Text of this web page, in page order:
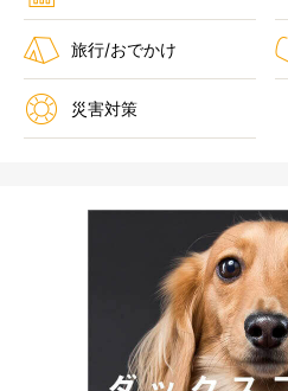
旅行/おでかけ
災害対策